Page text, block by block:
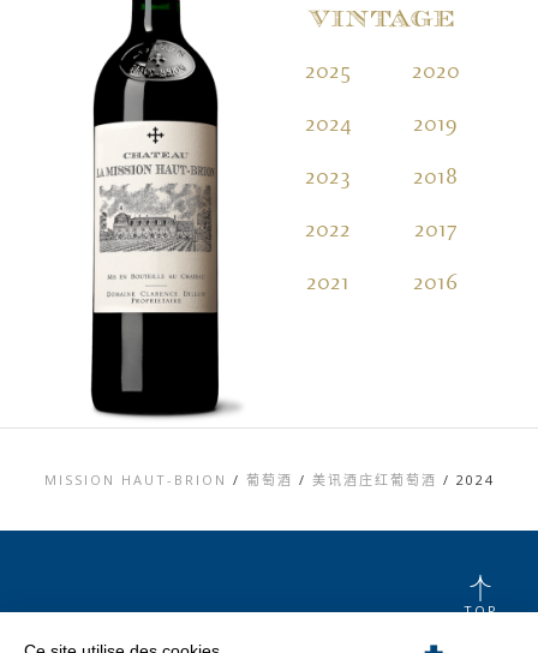
vintage
2025
2024
2023
2022
2021
2020
2019
2018
2017
2016
MISSION HAUT-BRION / 葡萄酒 / 美讯酒庄红葡萄酒 / 2024
TOP